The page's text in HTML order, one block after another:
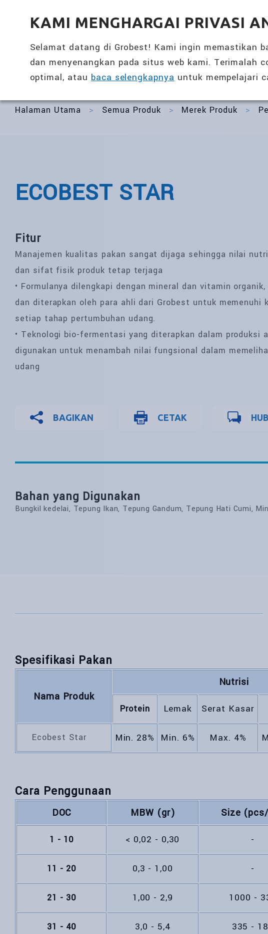
KAMI MENGHARGAI PRIVASI
Selamat datang di Grobest! Kami ingin memastikan
dan menyenangkan pada situs web kami. Terimalah
optimal, ataubaca selengkapnyauntuk mempelajari
全興國際水產股份有限公司
Perawatan Kesehatan Harian
Halaman Utama > Semua Produk > Merek Produk >
ECOBEST STAR
Fitur
Manajemen kualitas pakan sangat dijaga sehingga nilai
dan sifat fisik produk tetap terjaga
• Formulanya dilengkapi dengan mineral dan vitamin
dan diterapkan oleh para ahli dari Grobest untuk memenuhi
setiap tahap pertumbuhan udang.
• Teknologi bio-fermentasi yang diterapkan dalam produksi
digunakan untuk menambah nilai fungsional dalam
udang
BAGIKAN CETAK
Bahan yang Digunakan
Bungkil kedelai, Tepung Ikan, Tepung Gandum, Tepung Hati Cumi,
Spesifikasi Pakan
Nama Produk
Nutrisi
Protein Lemak Serat Kasar
Ecobest Star Min. 28% Min. 6% Max. 4%
Cara Penggunaan
DOC MBW (gr) Size
1 - 10 < 0,02 - 0,30 -
11 - 20 0,3 - 1,00 -
21 - 30 1,00 - 2,9 1000 -
31 - 40 3,0 - 5,4 335 -